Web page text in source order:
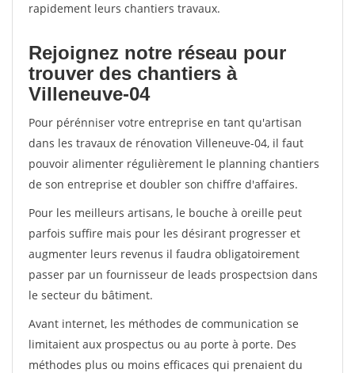
rapidement leurs chantiers travaux.
Rejoignez notre réseau pour
trouver des chantiers à
Villeneuve-04
Pour pérénniser votre entreprise en tant qu'artisan
dans les travaux de rénovation Villeneuve-04, il faut
pouvoir alimenter régulièrement le planning chantiers
de son entreprise et doubler son chiffre d'affaires.
Pour les meilleurs artisans, le bouche à oreille peut
parfois suffire mais pour les désirant progresser et
augmenter leurs revenus il faudra obligatoirement
passer par un fournisseur de leads prospectsion dans
le secteur du bâtiment.
Avant internet, les méthodes de communication se
limitaient aux prospectus ou au porte à porte. Des
méthodes plus ou moins efficaces qui prenaient du